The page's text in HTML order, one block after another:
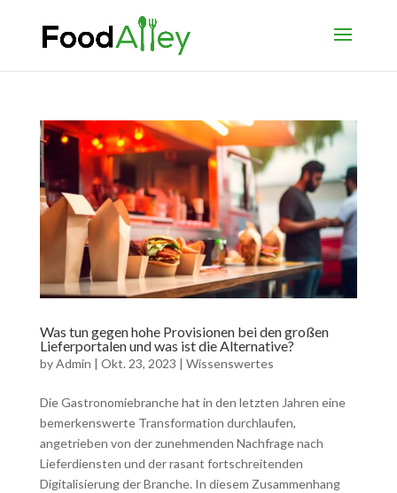
Was tun gegen hohe Provisionen bei den großen
Lieferportalen und was ist die Alternative?
byAdmin | Okt. 23, 2023 | Wissenswertes
Die Gastronomiebranche hat in den letzten Jahren eine
bemerkenswerte Transformation durchlaufen,
angetrieben von der zunehmenden Nachfrage nach
Lieferdiensten und der rasant fortschreitenden
Digitalisierung der Branche. In diesem Zusammenhang